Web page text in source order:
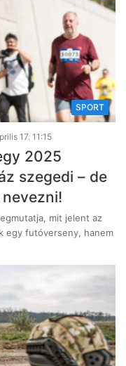
SPORT
17. 11:15
2025
szegedi – de
mit jelent az
egy futóverseny, hanem